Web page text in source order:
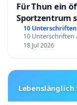
Für Thun ein
Sportzentrum
10 Unterschriften
10 Unterschriften
18 Jul 2026